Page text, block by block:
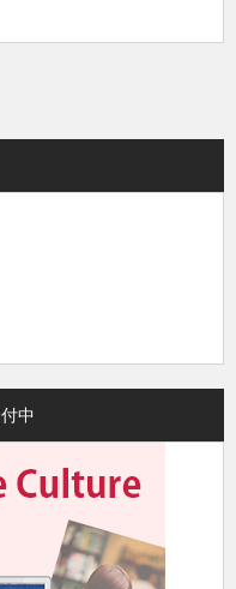
中